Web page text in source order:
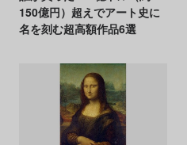
150億円）超えでアート史に
名を刻む超高額作品6選